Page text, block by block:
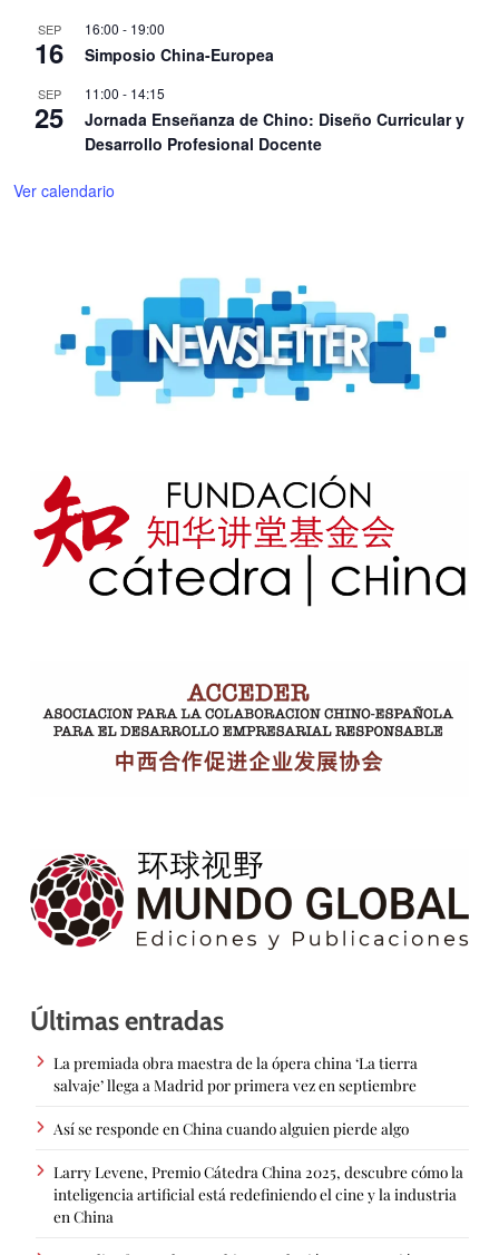
SEP
16
16:00 - 19:00
Simposio China-Europea
SEP
25
11:00 - 14:15
Jornada Enseñanza de Chino: Diseño Curricular y
Desarrollo Profesional Docente
Ver calendario
Últimas entradas
La premiada obra maestra de la ópera china ‘La tierra
salvaje’ llega a Madrid por primera vez en septiembre
Así se responde en China cuando alguien pierde algo
Larry Levene, Premio Cátedra China 2025, descubre cómo la
inteligencia artificial está redefiniendo el cine y la industria
en China